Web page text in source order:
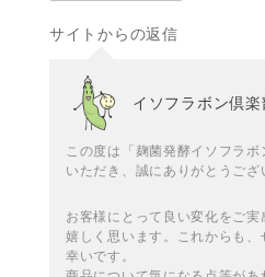
サイトからの返信
イソフラボン倶楽
この度は「麹菌発酵イソフラ
いただき、誠にありがとうござ
お客様にとって良い変化をご
嬉しく思います。これからも
幸いです。